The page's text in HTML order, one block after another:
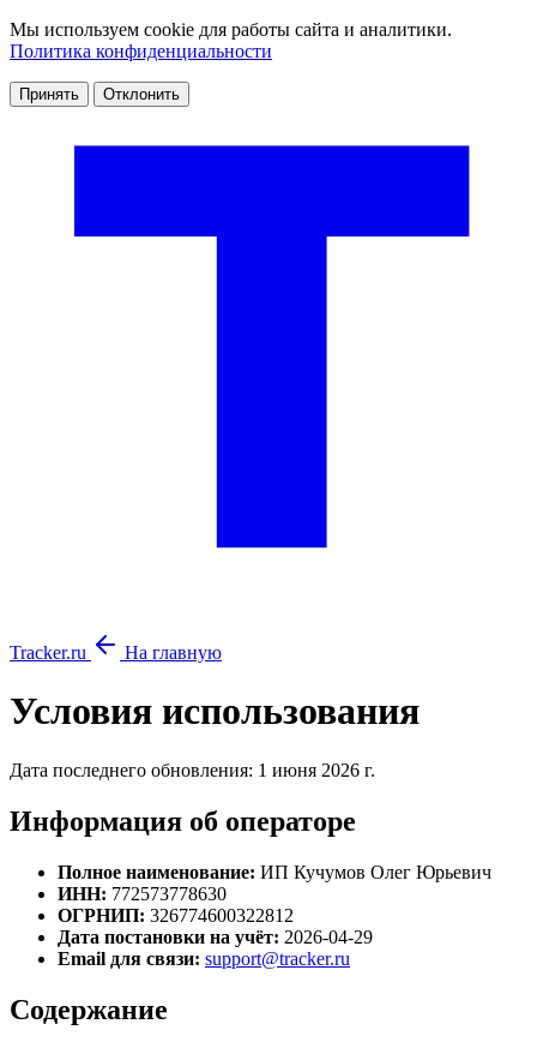
Мы используем cookie для работы сайта и аналитики.
Политика конфиденциальности
Принять Отклонить
Tracker.ru На главную
Условия использования
Дата последнего обновления: 1 июня 2026 г.
Информация об операторе
Полное наименование: ИП Кучумов Олег Юрьевич
ИНН: 772573778630
ОГРНИП: 326774600322812
Дата постановки на учёт: 2026-04-29
Email для связи: support@tracker.ru
Содержание